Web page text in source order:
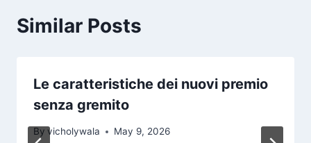
Similar Posts
Le caratteristiche dei nuovi premio
senza gremito
By vicholywala May 9, 2026